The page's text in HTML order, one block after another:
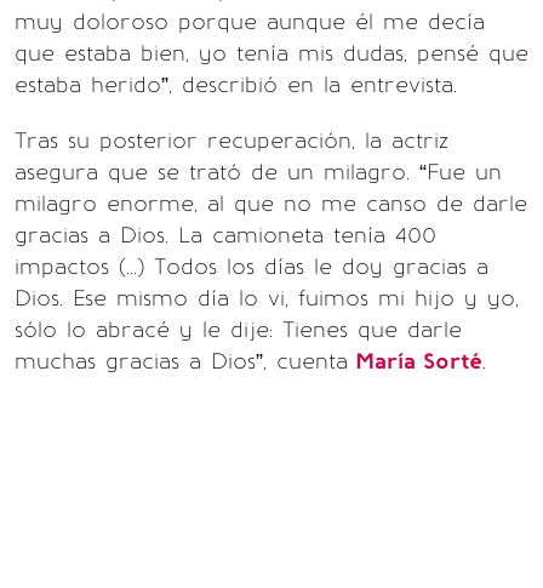
muy doloroso porque aunque él me decía
que estaba bien, yo tenía mis dudas, pensé que
estaba herido”, describió en la entrevista.
Tras su posterior recuperación, la actriz
asegura que se trató de un milagro. “Fue un
milagro enorme, al que no me canso de darle
gracias a Dios. La camioneta tenía 400
impactos (...) Todos los días le doy gracias a
Dios. Ese mismo día lo vi, fuimos mi hijo y yo,
sólo lo abracé y le dije: Tienes que darle
muchas gracias a Dios”, cuenta María Sorté.